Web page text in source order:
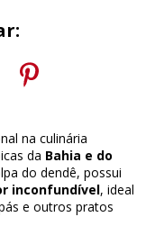
na culinária
da Bahia e do
do dendê, possui
inconfundível, ideal
e outros pratos